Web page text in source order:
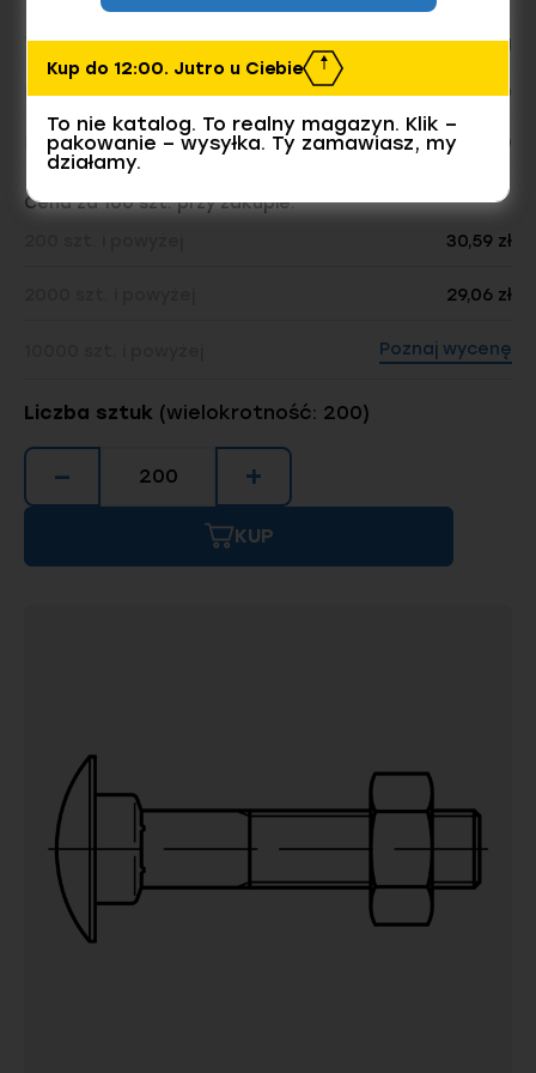
Waga opakowania: 3.09 kg
Liczba sztuk w opakowaniu: 200
Dostępnych sztuk w magazynie 56200
Cena za 100 szt. przy zakupie:
30,59 zł
29,06 zł
Poznaj wycenę
Liczba sztuk (wielokrotność: 200)
− +
KUP
Kup do 12:00. Jutro u Ciebie
To nie katalog. To realny magazyn. Klik –
pakowanie – wysyłka. Ty zamawiasz, my
działamy.